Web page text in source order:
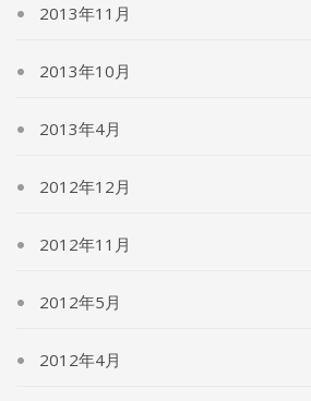
2013年11月
2013年10月
2013年4月
2012年12月
2012年11月
2012年5月
2012年4月